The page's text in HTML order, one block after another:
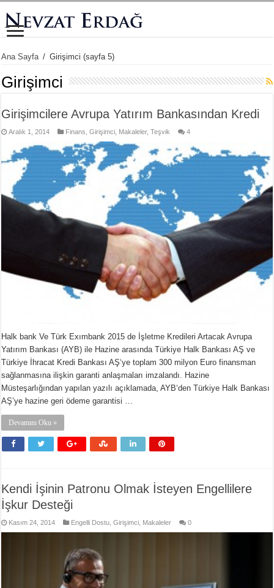
Ana Sayfa / Girişimci (sayfa 5)
Girişimci
Girişimcilere Avrupa Yatırım Bankasından Kredi
Aralık 1, 2014 Finans ,Girişimci Makaleler,Teşvik 4
Halk bank Ve Türk Exımbank 2015 de İşletme Kredileri Artacak Avrupa
Yatırım Bankası (AYB) ile Hazine arasında Türkiye Halk Bankası AŞ ve
Türkiye İhracat Kredi Bankası AŞ‘ye toplam 300 milyon Euro finansman
sağlanmasına ilişkin garanti anlaşmaları imzalandı. Hazine
Müsteşarlığından yapılan yazılı açıklamada, AYB‘den Türkiye Halk Bankası
AŞ’ye hazine geri ödeme garantisi …
Devamını Oku »
Kendi İşinin Patronu Olmak İsteyen Engellilere
İşkur Desteği
Kasım 24, 2014 Engelli Dostu ,Girişimci Makaleler 0